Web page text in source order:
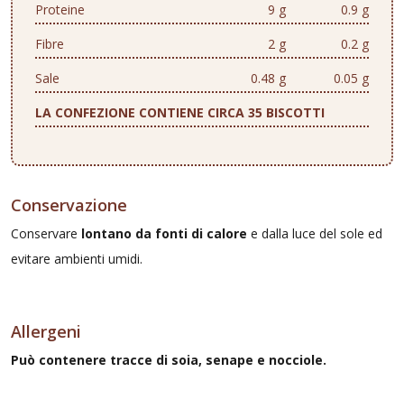
Proteine
9 g
0.9 g
Fibre
2 g
0.2 g
Sale
0.48 g
0.05 g
LA CONFEZIONE CONTIENE CIRCA 35 BISCOTTI
Conservazione
Conservare lontano da fonti di calore e dalla luce del sole ed
evitare ambienti umidi.
Allergeni
Può contenere tracce di soia, senape e nocciole.